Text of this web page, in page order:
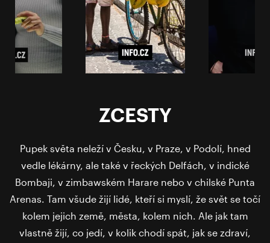
ZCESTY
Pupek světa neleží v Česku, v Praze, v Podolí, hned
vedle lékárny, ale také v řeckých Delfách, v indické
Bombaji, v zimbawském Harare nebo v chilské Punta
Arenas. Tam všude žijí lidé, kteří si myslí, že svět se točí
kolem jejich země, města, kolem nich. Ale jak tam
vlastně žijí, co jedí, v kolik chodí spát, jak se zdraví,